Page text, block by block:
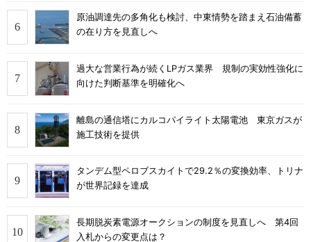
原油調達先の多角化も検討、中東情勢を踏まえ石油備蓄
の在り方を見直しへ
過大な営業行為が続くLPガス業界 規制の実効性強化に
向けた判断基準を明確化へ
離島の通信塔にカルコパイライト太陽電池 東京ガスが
施工技術を提供
タンデム型ペロブスカイトで29.2％の変換効率、トリナ
が世界記録を達成
長期脱炭素電源オークションの制度を見直しへ 第4回
入札からの変更点は？